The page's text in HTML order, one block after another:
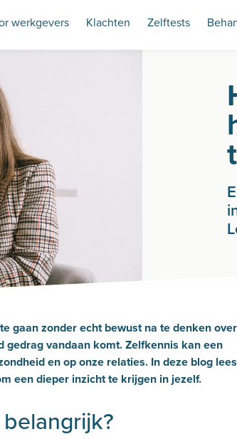
werkgevers Klachten Zelftests
gaan zonder echt bewust na te denken over
vandaan komt. Zelfkennis kan een
en op onze relaties. In deze blog lees
een dieper inzicht te krijgen in jezelf.